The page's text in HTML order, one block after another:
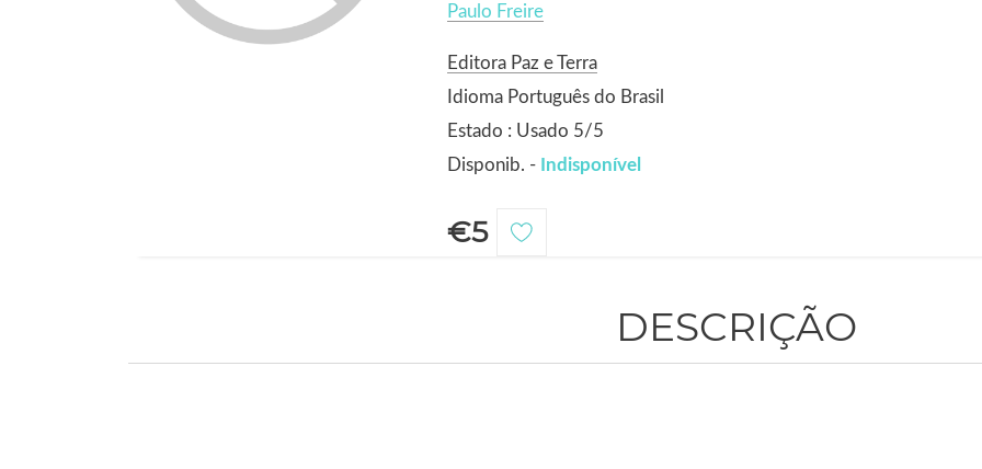
Paulo Freire
Editora Paz e Terra
Idioma Português do Brasil
Estado : Usado 5/5
Disponib. - Indisponível
€5
DESCRIÇÃO